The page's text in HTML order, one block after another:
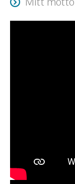
Jag måste se till